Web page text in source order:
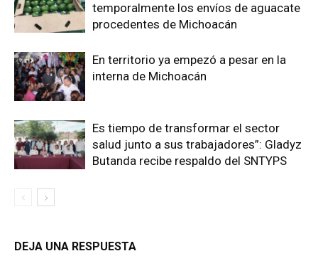
temporalmente los envíos de aguacate
procedentes de Michoacán
En territorio ya empezó a pesar en la
interna de Michoacán
Es tiempo de transformar el sector
salud junto a sus trabajadores”: Gladyz
Butanda recibe respaldo del SNTYPS
DEJA UNA RESPUESTA